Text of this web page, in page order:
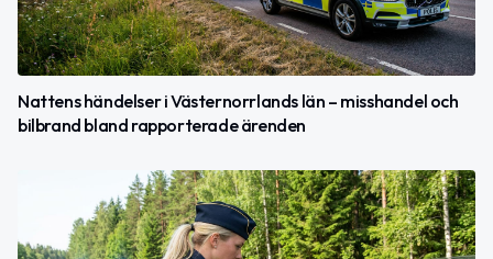
Nattens händelser i Västernorrlands län – misshandel och
bilbrand bland rapporterade ärenden